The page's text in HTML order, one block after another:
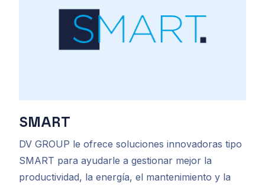
SMART
DV GROUP le ofrece soluciones innovadoras tipo
SMART para ayudarle a gestionar mejor la
productividad, la energía, el mantenimiento y la